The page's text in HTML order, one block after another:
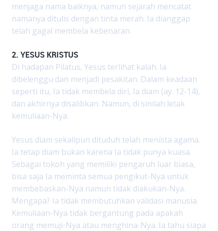
menjaga nama baiknya, namun sejarah mencatat
namanya ditulis dengan tinta merah. Ia dianggap
telah gagal membela kebenaran.
2. YESUS KRISTUS
Di hadapan Pilatus, Yesus terlihat kalah. Ia
dibelenggu dan menjadi pesakitan. Dalam keadaan
seperti itu, Ia tidak membela diri, Ia diam (ay. 12-14),
dan akhirnya disalibkan. Namun, di sinilah letak
kemuliaan-Nya.
Yesus diam sekalipun dituduh telah menista agama.
Ia tetap diam bukan karena Ia tidak punya kuasa.
Sebagai tokoh yang memiliki pengaruh luar biasa,
bisa saja Ia meminta semua pengikut-Nya untuk
membebaskan-Nya namun tidak diakukan-Nya.
Mengapa? Ia tidak membutuhkan validasi manusia.
Kemuliaan-Nya tidak bergantung pada apakah
orang memuji-Nya atau menghina-Nya. Ia tahu siapa